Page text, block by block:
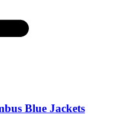
Blue Jackets